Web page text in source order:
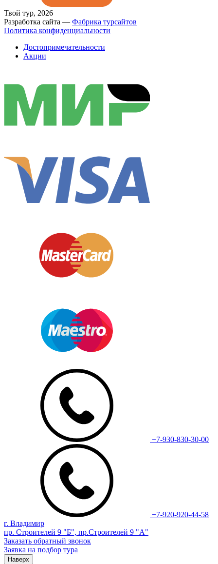
Твой тур, 2026
Разработка сайта — Фабрика турсайтов
Политика конфиденциальности
Достопримечательности
Акции
+7-930-830-30-00
+7-920-920-44-58
г. Владимир
пр. Строителей 9 "Б", пр.Строителей 9 "А"
Заказать обратный звонок
Заявка на подбор тура
Наверх